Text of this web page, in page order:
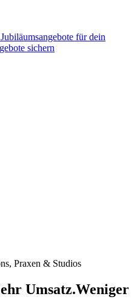
für dein
sichern
Praxen & Studios
Umsatz.Weniger